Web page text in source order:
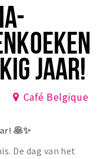
JAAR!
Café Belgique
🥞✨
De dag van het